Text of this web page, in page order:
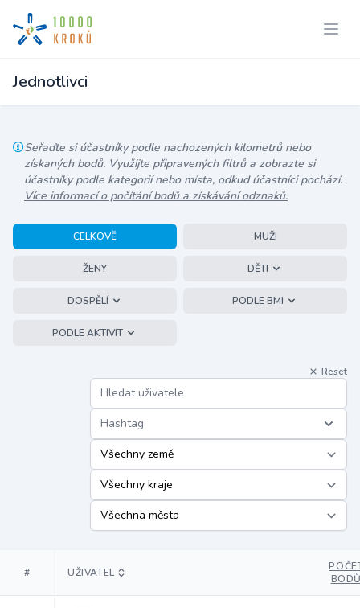
Jednotlivci
Seřaďte si účastníky podle nachozených kilometrů nebo
získaných bodů. Využijte připravených filtrů a zobrazte si
účastníky podle kategorií nebo místa, odkud účastníci pochází.
Více informací o počítání bodů a získávání odznaků.
CELKOVĚ MUŽI
ŽENY DĚTI
DOSPĚLÍ PODLE BMI
PODLE AKTIVIT
Reset
Hashtag
# UŽIVATEL